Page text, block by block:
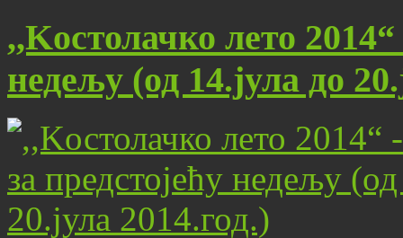
,,Kостолачко лето
недељу (од 14.јула до